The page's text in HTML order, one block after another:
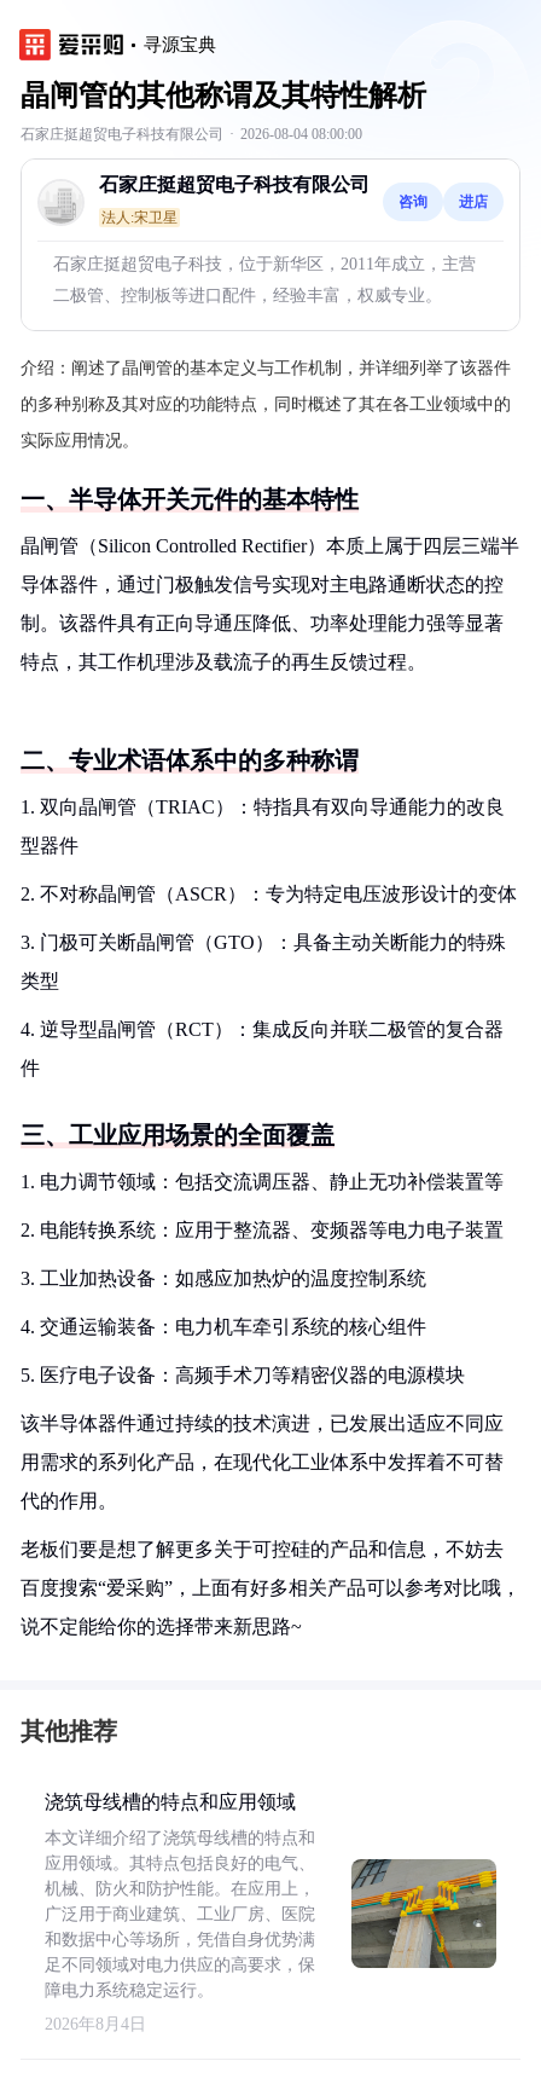
寻源宝典
晶闸管的其他称谓及其特性解析
石家庄挺超贸电子科技有限公司 · 2026-08-04 08:00:00
石家庄挺超贸电子科技有限公司
法人:宋卫星
咨询 进店
石家庄挺超贸电子科技，位于新华区，2011年成立，主营
二极管、控制板等进口配件，经验丰富，权威专业。
介绍： 阐述了晶闸管的基本定义与工作机制，并详细列举了该器件
的多种别称及其对应的功能特点，同时概述了其在各工业领域中的
实际应用情况。
一、半导体开关元件的基本特性
晶闸管（Silicon Controlled Rectifier）本质上属于四层三端半
导体器件，通过门极触发信号实现对主电路通断状态的控
制。该器件具有正向导通压降低、功率处理能力强等显著
特点，其工作机理涉及载流子的再生反馈过程。
二、专业术语体系中的多种称谓
1. 双向晶闸管（TRIAC）：特指具有双向导通能力的改良
型器件
2. 不对称晶闸管（ASCR）：专为特定电压波形设计的变体
3. 门极可关断晶闸管（GTO）：具备主动关断能力的特殊
类型
4. 逆导型晶闸管（RCT）：集成反向并联二极管的复合器
件
三、工业应用场景的全面覆盖
1. 电力调节领域：包括交流调压器、静止无功补偿装置等
2. 电能转换系统：应用于整流器、变频器等电力电子装置
3. 工业加热设备：如感应加热炉的温度控制系统
4. 交通运输装备：电力机车牵引系统的核心组件
5. 医疗电子设备：高频手术刀等精密仪器的电源模块
该半导体器件通过持续的技术演进，已发展出适应不同应
用需求的系列化产品，在现代化工业体系中发挥着不可替
代的作用。
老板们要是想了解更多关于可控硅的产品和信息，不妨去
百度搜索“爱采购”，上面有好多相关产品可以参考对比哦，
说不定能给你的选择带来新思路~
其他推荐
浇筑母线槽的特点和应用领域
本文详细介绍了浇筑母线槽的特点和
应用领域。其特点包括良好的电气、
机械、防火和防护性能。在应用上，
广泛用于商业建筑、工业厂房、医院
和数据中心等场所，凭借自身优势满
足不同领域对电力供应的高要求，保
障电力系统稳定运行。
2026年8月4日